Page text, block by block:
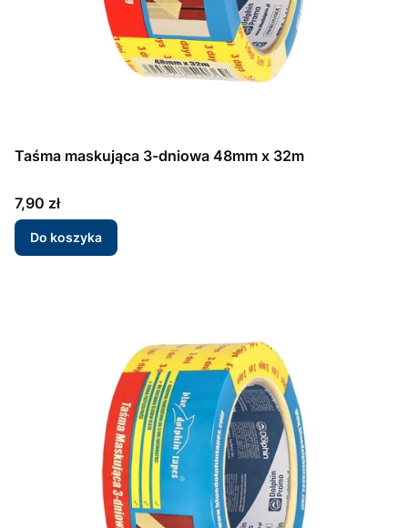
Taśma maskująca 3-dniowa 48mm x 32m
Cena
7,90 zł
Do koszyka